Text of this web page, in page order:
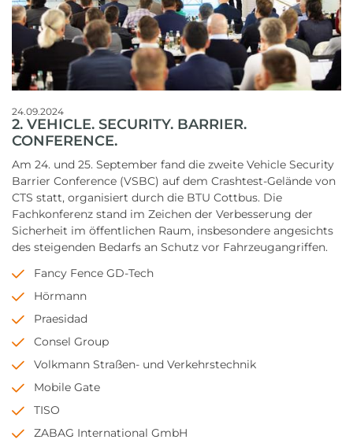
24.09.2024
2. VEHICLE. SECURITY. BARRIER.
CONFERENCE.
Am 24. und 25. September fand die zweite Vehicle Security
Barrier Conference (VSBC) auf dem Crashtest-Gelände von
CTS statt, organisiert durch die BTU Cottbus. Die
Fachkonferenz stand im Zeichen der Verbesserung der
Sicherheit im öffentlichen Raum, insbesondere angesichts
des steigenden Bedarfs an Schutz vor Fahrzeugangriffen.
Fancy Fence GD-Tech
Hörmann
Praesidad
Consel Group
Volkmann Straßen- und Verkehrstechnik
Mobile Gate
TISO
ZABAG International GmbH